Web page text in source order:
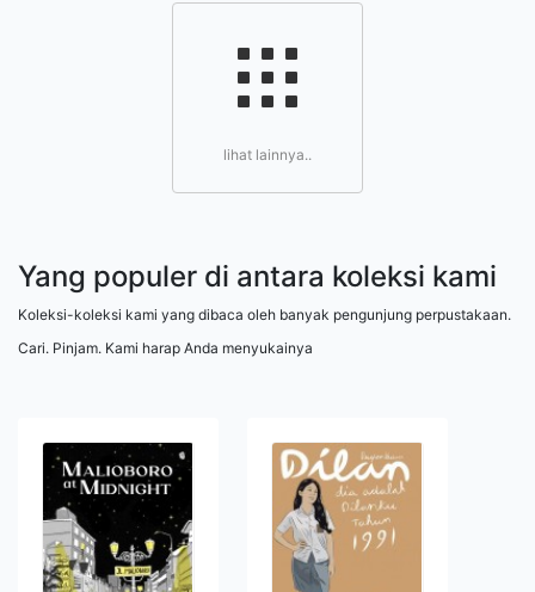
lihat lainnya..
Yang populer di antara koleksi kami
Koleksi-koleksi kami yang dibaca oleh banyak pengunjung perpustakaan.
Cari. Pinjam. Kami harap Anda menyukainya